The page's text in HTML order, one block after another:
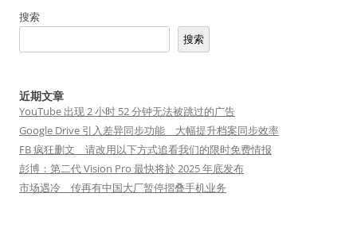
搜索
搜索
近期文章
YouTube 出现 2 小时 52 分钟无法被跳过的广告
Google Drive 引入差异同步功能 大幅提升档案同步效率
FB 疯狂删文 请改用以下方式追看我们的限时免费情报
彭博：第二代 Vision Pro 最快将於 2025 年底发布
市场遇冷 传再有中国大厂暂停摺叠手机业务